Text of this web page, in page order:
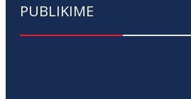
PUBLIKIME